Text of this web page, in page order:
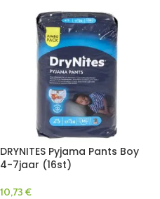
DRYNITES Pyjama Pants Boy
4-7jaar (16st)
10,73 €